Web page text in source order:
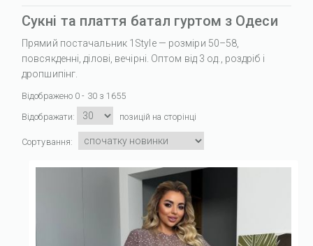
Сукні та плаття батал гуртом з Одеси
Прямий постачальник 1Style — розміри 50–58,
повсякденні, ділові, вечірні. Оптом від 3 од., роздріб і
дропшипінг.
Відображено 0 - 30 з 1655
Відображати:
позицій на сторінці
Сортування: